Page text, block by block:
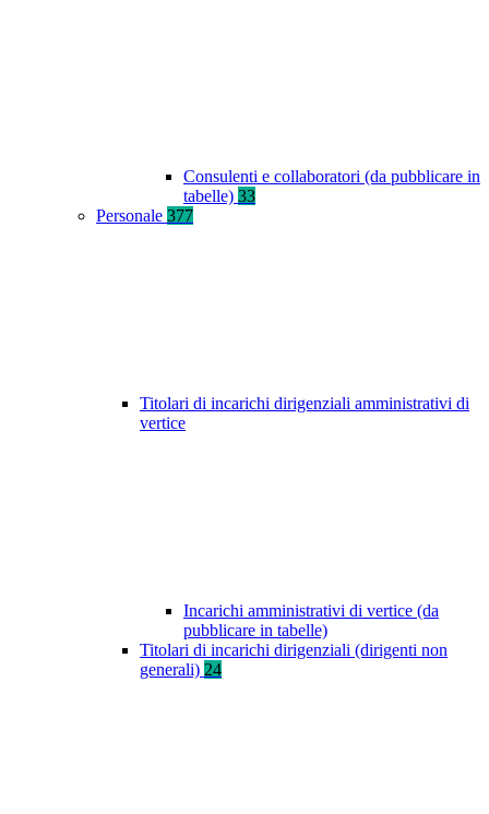
Consulenti e collaboratori (da pubblicare in
tabelle) 33
Personale 377
Titolari di incarichi dirigenziali amministrativi di
vertice
Incarichi amministrativi di vertice (da
pubblicare in tabelle)
Titolari di incarichi dirigenziali (dirigenti non
generali) 24